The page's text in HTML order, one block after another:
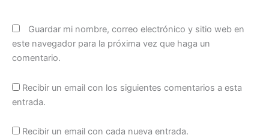
Guardar mi nombre, correo electrónico y sitio web en
este navegador para la próxima vez que haga un
comentario.
Recibir un email con los siguientes comentarios a esta
entrada.
Recibir un email con cada nueva entrada.